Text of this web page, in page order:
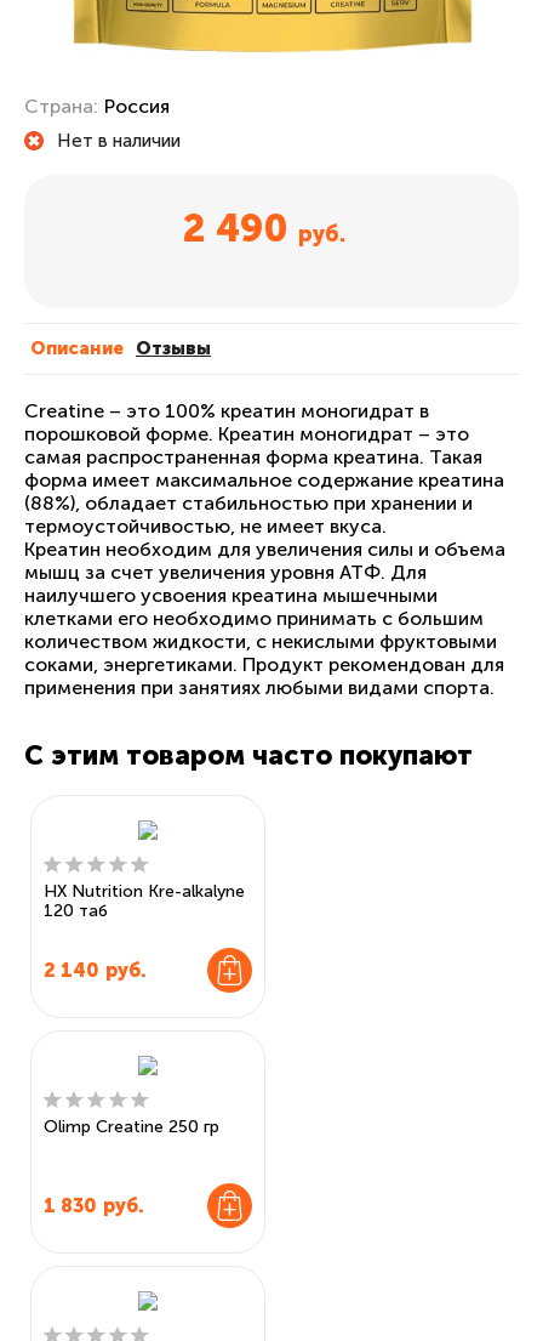
Страна: Россия
Нет в наличии
2 490 руб.
Описание Отзывы
Creatine – это 100% креатин моногидрат в
порошковой форме. Креатин моногидрат – это
самая распространенная форма креатина. Такая
форма имеет максимальное содержание креатина
(88%), обладает стабильностью при хранении и
термоустойчивостью, не имеет вкуса.
Креатин необходим для увеличения силы и объема
мышц за счет увеличения уровня АТФ. Для
наилучшего усвоения креатина мышечными
клетками его необходимо принимать с большим
количеством жидкости, с некислыми фруктовыми
соками, энергетиками. Продукт рекомендован для
применения при занятиях любыми видами спорта.
С этим товаром часто покупают
HX Nutrition Kre-alkalyne
120 таб
2 140 руб.
Olimp Creatine 250 гр
1 830 руб.